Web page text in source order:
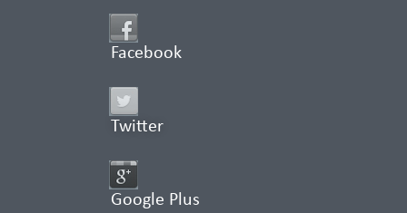
Facebook
Twitter
Google Plus